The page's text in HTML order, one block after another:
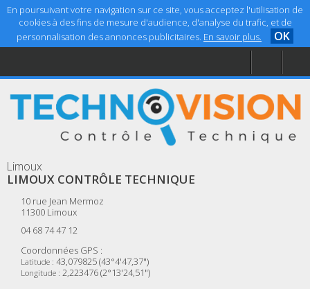
En poursuivant votre navigation sur ce site, vous acceptez l'utilisation de
cookies à des fins de mesure d'audience, d'analyse du trafic, et de
personnalisation des annonces publicitaires. En savoir plus. OK
Accueil
Aide
Mentions légales
Limoux
LIMOUX CONTRÔLE TECHNIQUE
10 rue Jean Mermoz
11300 Limoux
04 68 74 47 12
Coordonnées GPS :
Latitude : 43,079825 (43°4'47,37")
Longitude : 2,223476 (2°13'24,51")